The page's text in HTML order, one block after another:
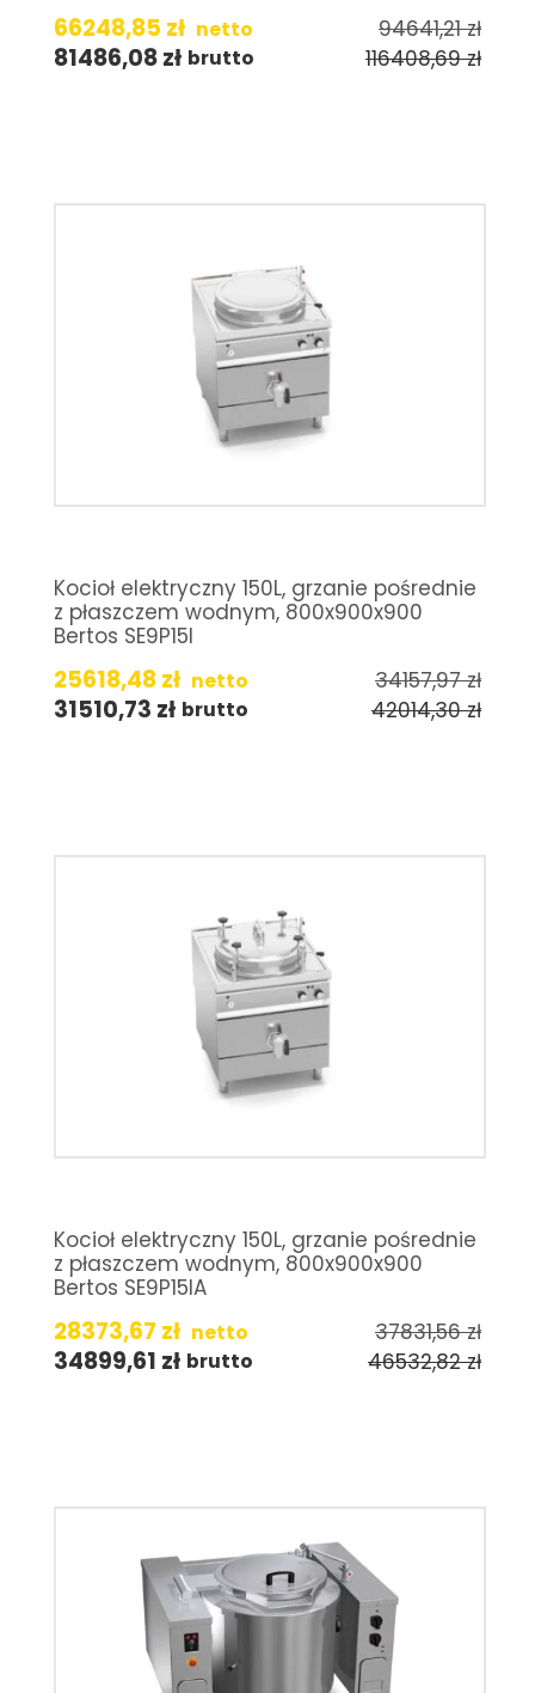
66248,85 zł netto 94641,21zł
81486,08zł brutto 116408,69zł
Kocioł elektryczny 150L, grzanie pośrednie
z płaszczem wodnym, 800x900x900
Bertos SE9P15I
25618,48zł netto 34157,97zł
31510,73 zł brutto 42014,30zł
Kocioł elektryczny 150L, grzanie pośrednie
z płaszczem wodnym, 800x900x900
Bertos SE9P15IA
28373,67 zł netto 37831,56zł
34899,61 zł brutto 46532,82zł